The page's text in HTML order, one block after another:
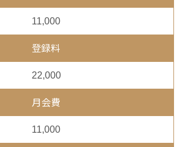
11,000
登録料
22,000
月会費
11,000